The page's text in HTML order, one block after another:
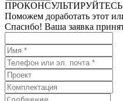
Поможем доработать этот
Спасибо! Ваша заявка